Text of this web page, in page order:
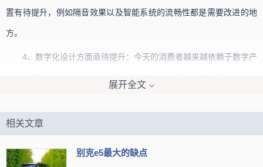
置有待提升，例如隔音效果以及智能系统的流畅性都是需要改进的地
方。
4、数字化设计方面亟待提升：今天的消费者越来越依赖于数字产
展开全文
相关文章
别克e5最大的缺点